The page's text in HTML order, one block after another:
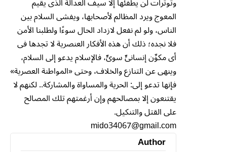
المعوج ويرد المظالم لأصحابها، ويفشى السلام بين
الناس، ولو لم نفعل لازداد الحال سوءًا ولطلبنا الأمن
فلا نجده؛ ذلك أن هذه الأفكار العنصرية لا تجدها فى
أى مكوِّن إنسانىٍّ سوىٍّ، فالإسلام يدعو إلى السلام،
وينهى عن التنازع والخلاف، وحتى «المواطنة العصرية»
فإنها تدعو إلى: الحرية والمساواة والمشاركة.. لكنهم لا
يقتنعون إلا بمصالحهم وإن أرغمتهم تلك المصالح
على القتل والتنكيل.
mido34067@gmail.com
Author